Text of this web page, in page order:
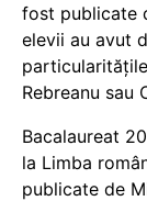
fost publicate
elevii au avut
Rebreanu sau
Bacalaureat
la Limba
publicate de